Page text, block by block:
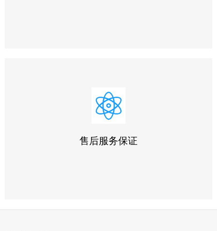
1.采用全国统一的《工业品买卖合同》与您签订合同和技术
2.竭力按时按量为您提供优质产品，并采用最优运输方式，
3.积极与使用人员沟通，尊重用户安排，为用户提供周到的
售后服务保证